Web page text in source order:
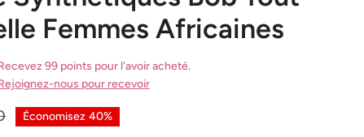
Femmes Africaines
99 points pour l'avoir acheté.
nous pour recevoir
Économisez 40%